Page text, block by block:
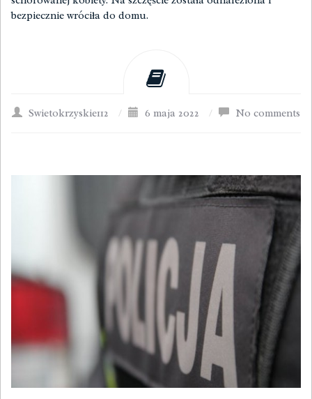
bezpiecznie wróciła do domu.
Swietokrzyskie112 / 6 maja 2022 / No comments